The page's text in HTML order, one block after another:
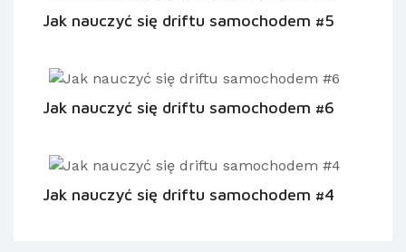
Jak nauczyć się driftu samochodem #5
Jak nauczyć się driftu samochodem #6
Jak nauczyć się driftu samochodem #4